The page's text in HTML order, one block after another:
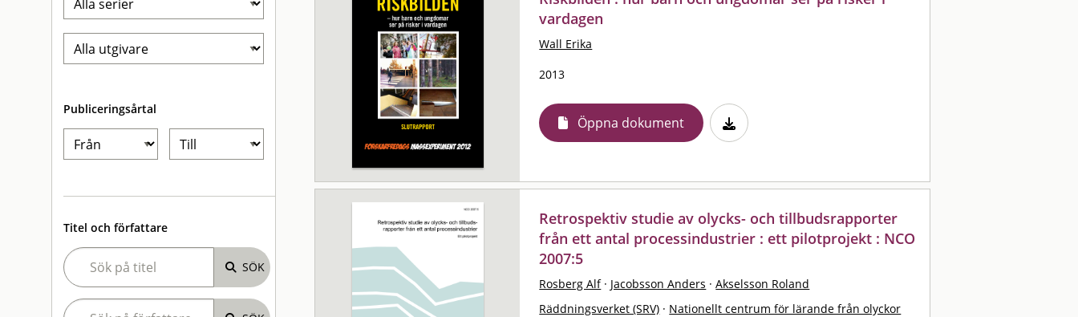
Publiceringsårtal
Titel och författare
vardagen
Wall Erika
2013
Öppna dokument
Retrospektiv studie av olycks- och tillbudsrapporter
från ett antal processindustrier : ett pilotprojekt : NCO
2007:5
Rosberg Alf · Jacobsson Anders · Akselsson Roland
Räddningsverket (SRV) · Nationellt centrum för lärande från olyckor